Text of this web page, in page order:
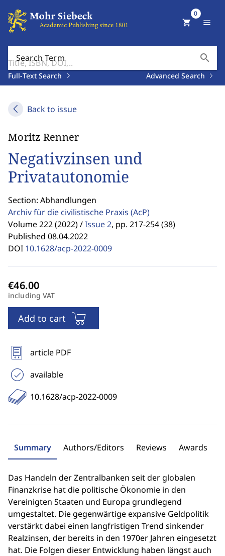
Search Term search
Full-Text Search Advanced Search
shopping_cart
0
menu
Back to issue
Moritz Renner
Negativzinsen und
Privatautonomie
Section: Abhandlungen
Archiv für die civilistische Praxis (AcP)
Volume 222 (2022) /Issue 2, pp. 217-254 (38)
Published 08.04.2022
DOI 10.1628/acp-2022-0009
including VAT
Add to cart
article PDF
available
10.1628/acp-2022-0009
Summary Authors/Editors Reviews Awards
Das Handeln der Zentralbanken seit der globalen
Finanzkrise hat die politische Ökonomie in den
Vereinigten Staaten und Europa grundlegend
umgestaltet. Die gegenwärtige expansive Geldpolitik
verstärkt dabei einen langfristigen Trend sinkender
Realzinsen, der bereits in den 1970er Jahren eingesetzt
hat. Die Folgen dieser Entwicklung haben längst auch